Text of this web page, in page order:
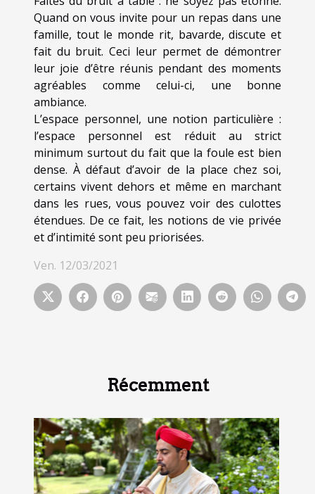
Quand on vous invite pour un repas dans une
famille, tout le monde rit, bavarde, discute et
fait du bruit. Ceci leur permet de démontrer
leur joie d’être réunis pendant des moments
agréables comme celui-ci, une bonne
ambiance.
L’espace personnel, une notion particulière :
l’espace personnel est réduit au strict
minimum surtout du fait que la foule est bien
dense. À défaut d’avoir de la place chez soi,
certains vivent dehors et même en marchant
dans les rues, vous pouvez voir des culottes
étendues. De ce fait, les notions de vie privée
et d’intimité sont peu priorisées.
Ven. 12/03/2021
Récemment